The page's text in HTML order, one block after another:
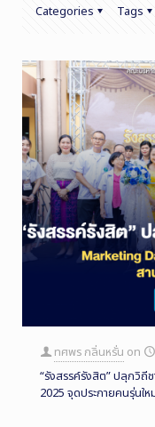
Categories Tags
ทศพร กลิ่นหรั่น on
“รังสรรค์รังสิต” ปลุกวิ
2025 จุดประกายคนรุ่น